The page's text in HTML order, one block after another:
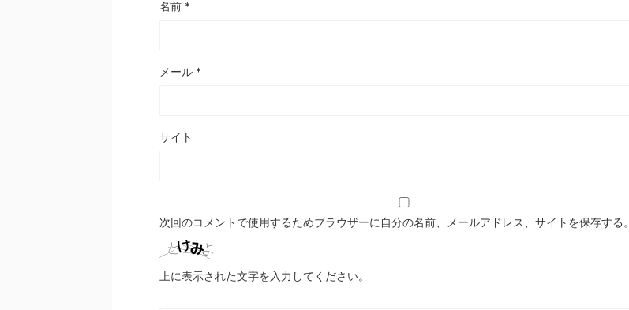
名前 *
メール *
サイト
次回のコメントで使用するためブラウザーに自分の名前、メールアドレス、サイトを保存する。
上に表示された文字を入力してください。